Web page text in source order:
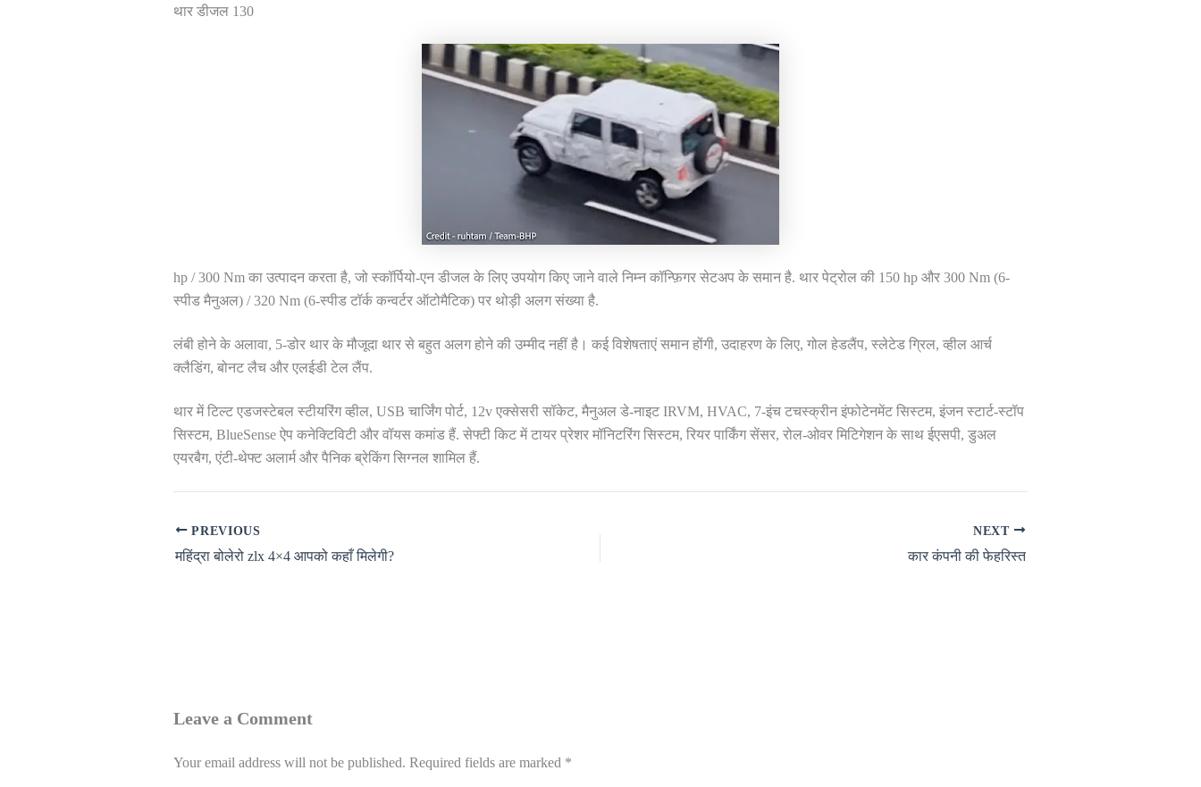
थार डीजल 130
hp / 300 Nm का उत्पादन करता है, जो स्कॉर्पियो-एन डीजल के लिए उपयोग किए जाने वाले निम्न कॉन्फ़िगर सेटअप के समान है. थार पेट्रोल की 150 hp और 300 Nm (6-
स्पीड मैनुअल) / 320 Nm (6-स्पीड टॉर्क कन्वर्टर ऑटोमैटिक) पर थोड़ी अलग संख्या है.
लंबी होने के अलावा, 5-डोर थार के मौजूदा थार से बहुत अलग होने की उम्मीद नहीं है। कई विशेषताएं समान होंगी, उदाहरण के लिए, गोल हेडलैंप, स्लेटेड ग्रिल, व्हील आर्च
क्लैडिंग, बोनट लैच और एलईडी टेल लैंप.
थार में टिल्ट एडजस्टेबल स्टीयरिंग व्हील, USB चार्जिंग पोर्ट, 12v एक्सेसरी सॉकेट, मैनुअल डे-नाइट IRVM, HVAC, 7-इंच टचस्क्रीन इंफोटेनमेंट सिस्टम, इंजन स्टार्ट-स्टॉप
सिस्टम, BlueSense ऐप कनेक्टिविटी और वॉयस कमांड हैं. सेफ्टी किट में टायर प्रेशर मॉनिटरिंग सिस्टम, रियर पार्किंग सेंसर, रोल-ओवर मिटिगेशन के साथ ईएसपी, डुअल
एयरबैग, एंटी-थेफ्ट अलार्म और पैनिक ब्रेकिंग सिग्नल शामिल हैं.
PREVIOUS
महिंद्रा बोलेरो zlx 4×4 आपको कहाँ मिलेगी?
NEXT
कार कंपनी की फेहरिस्त
Leave a Comment
Your email address will not be published. Required fields are marked *